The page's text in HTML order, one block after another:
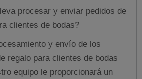
procesar y enviar pedidos de
clientes de bodas?
y envío de los
regalo para clientes de bodas
equipo le proporcionará un